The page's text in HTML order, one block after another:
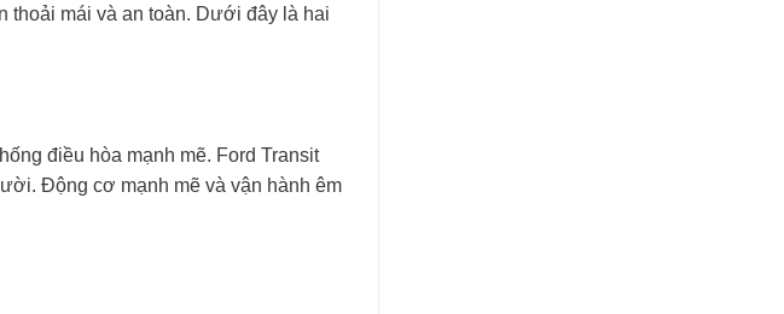
thoải mái và an toàn. Dưới đây là hai
điều hòa mạnh mẽ. Ford Transit
Động cơ mạnh mẽ và vận hành êm